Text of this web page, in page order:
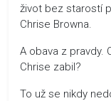
život bez starostí
Chrise Browna.
A obava z pravdy.
Chrise zabil?
To už se nikdy